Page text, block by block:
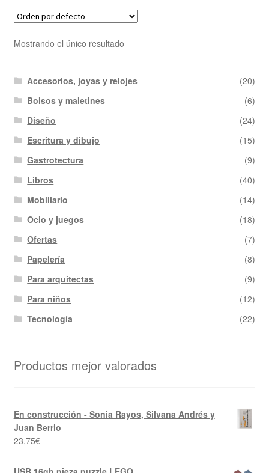
Mostrando el único resultado
Accesorios, joyas y relojes
(20)
Bolsos y maletines
(6)
Diseño
(24)
Escritura y dibujo
(15)
Gastrotectura
(9)
Libros
(40)
Mobiliario
(14)
Ocio y juegos
(18)
Ofertas
(7)
Papelería
(8)
Para arquitectas
(9)
Para niños
(12)
Tecnología
(22)
Productos mejor valorados
En construcción - Sonia Rayos, Silvana Andrés y
Juan Berrio
23,75€